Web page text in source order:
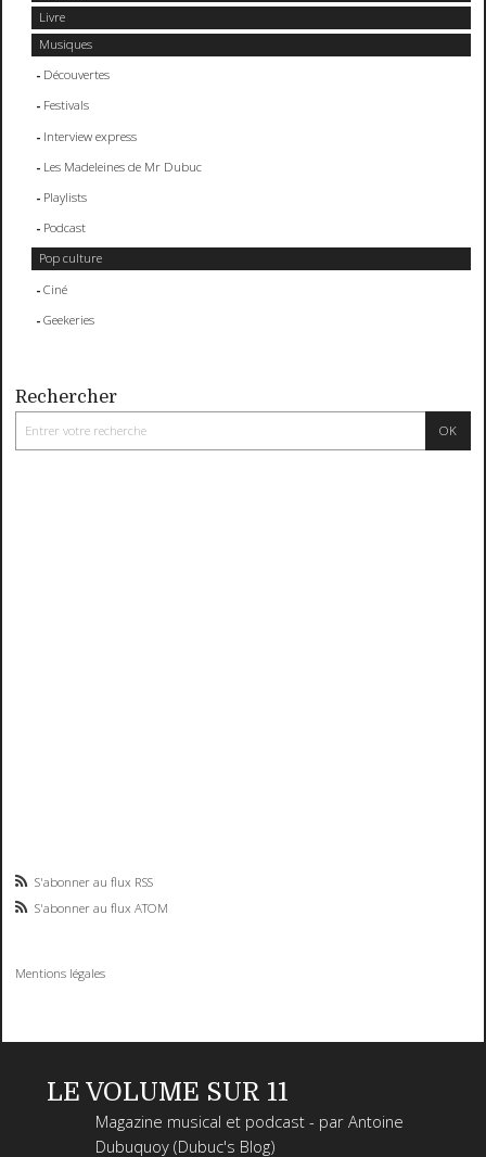
Livre
Musiques
Découvertes
Festivals
Interview express
Les Madeleines de Mr Dubuc
Playlists
Podcast
Pop culture
Ciné
Geekeries
Rechercher
S'abonner au flux RSS
S'abonner au flux ATOM
Mentions légales
LE VOLUME SUR 11
Magazine musical et podcast - par Antoine
Dubuquoy (Dubuc's Blog)